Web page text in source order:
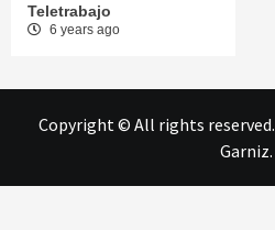
Teletrabajo
6 years ago
Copyright © All rights reserved.
Garniz.